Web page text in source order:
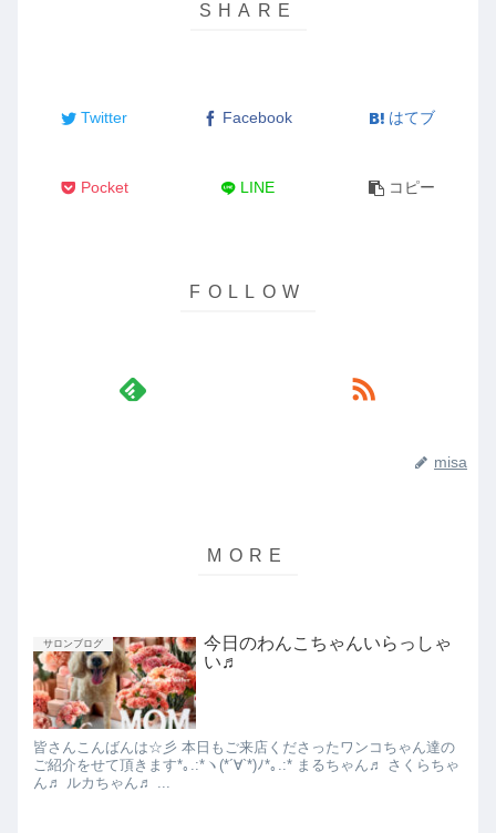
Twitter Facebook はてブ
Pocket LINE コピー
misa
サロンブログ
今日のわんこちゃんいらっしゃ
い♬
皆さんこんばんは☆彡 本日もご来店くださったワンコちゃん達の
ご紹介をせて頂きます*｡.:*ヽ(*´∀︎`*)ﾉ*｡.:* まるちゃん♬ さくらちゃ
ん♬ ルカちゃん♬ ...